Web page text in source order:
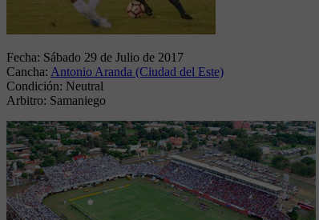
Fecha: Sábado 29 de Julio de 2017
Cancha: Antonio Aranda (Ciudad del Este)
Condición: Neutral
Arbitro: Samaniego